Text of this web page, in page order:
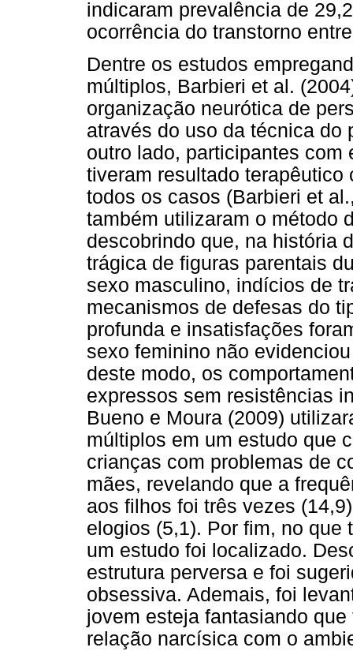
indicaram prevalência de
ocorrência do transtorno
Dentre os estudos
múltiplos, Barbieri et al.
organização neurótica de
através do uso da técnica do
outro lado, participantes
tiveram resultado
todos os casos (Barbieri et
também utilizaram o método
descobrindo que, na história
trágica de figuras parentais
sexo masculino, indícios de
mecanismos de defesas do
profunda e insatisfações
sexo feminino não
deste modo, os
expressos sem resistências
Bueno e Moura (2009)
múltiplos em um estudo que
crianças com problemas de
mães, revelando que a
aos filhos foi três vezes
elogios (5,1). Por fim, no que
um estudo foi localizado.
estrutura perversa e foi
obsessiva. Ademais, foi
jovem esteja fantasiando
relação narcísica com o